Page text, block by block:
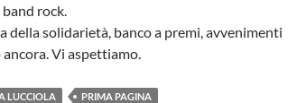
rock.
della solidarietà, banco a premi, avvenimenti
Vi aspettiamo.
LUCCIOLA PRIMA PAGINA